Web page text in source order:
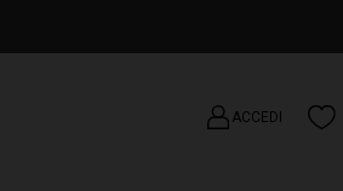
ACCEDI